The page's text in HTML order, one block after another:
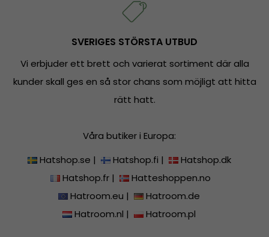
SVERIGES STÖRSTA UTBUD
Vi erbjuder ett brett och varierat sortiment där alla
kunder skall ges en så stor chans som möjligt att hitta
rätt hatt.
Våra butiker i Europa:
Hatshop.se | Hatshop.fi |
Hatshop.dk
Hatshop.fr|
Hatteshoppen.no
Hatroom.eu |
Hatroom.de
Hatroom.nl | Hatroom.pl